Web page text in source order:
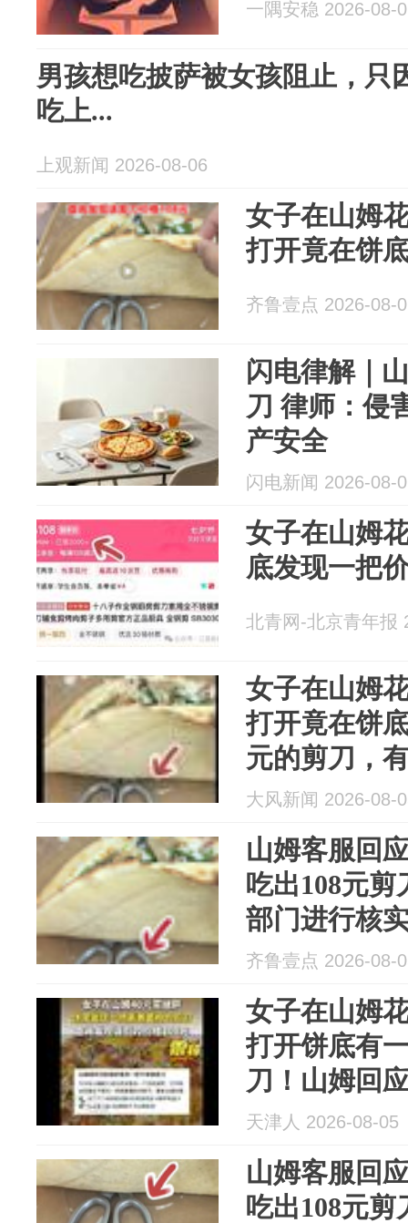
一隅安稳 2026-08-
男孩想吃披萨被女孩阻止，只
吃上...
上观新闻 2026-08-06
女子在山姆
打开竟在饼
齐鲁壹点 2026-08-
闪电律解｜
刀 律师：侵
产安全
闪电新闻 2026-08-
女子在山姆
底发现一把
北青网-北京青年报
女子在山姆
打开竟在饼
元的剪刀，
与山姆熟食
致，山姆暂
大风新闻 2026-08-
山姆客服回
吃出108元剪
部门进行核
齐鲁壹点 2026-08-
女子在山姆
打开饼底有
刀！山姆回
天津人 2026-08-05
山姆客服回
吃出108元剪